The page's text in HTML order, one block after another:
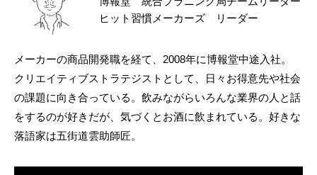
ヒット習慣メーカーズ リーダー
メーカーの商品開発職を経て、2008年に博報堂中途入社。
クリエイティブストラテジストとして、日々お得意先や社会
の課題に向き合っている。飲みながらいろんな業界の人と話
をするのが好きだが、気づくとお酒に飲まれている。好きな
落語家は五街道雲助師匠。